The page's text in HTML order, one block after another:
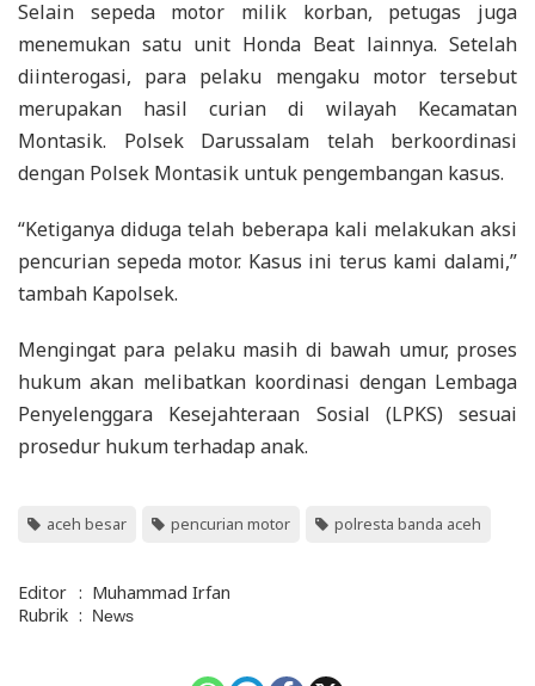
Selain sepeda motor milik korban, petugas juga
menemukan satu unit Honda Beat lainnya. Setelah
diinterogasi, para pelaku mengaku motor tersebut
merupakan hasil curian di wilayah Kecamatan
Montasik. Polsek Darussalam telah berkoordinasi
dengan Polsek Montasik untuk pengembangan kasus.
“Ketiganya diduga telah beberapa kali melakukan aksi
pencurian sepeda motor. Kasus ini terus kami dalami,”
tambah Kapolsek.
Mengingat para pelaku masih di bawah umur, proses
hukum akan melibatkan koordinasi dengan Lembaga
Penyelenggara Kesejahteraan Sosial (LPKS) sesuai
prosedur hukum terhadap anak.
aceh besar pencurian motor polresta banda aceh
Editor : Muhammad Irfan
Rubrik : News